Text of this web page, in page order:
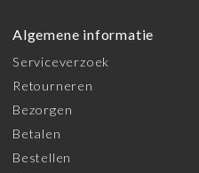
Algemene informatie
Serviceverzoek
Retourneren
Bezorgen
Betalen
Bestellen